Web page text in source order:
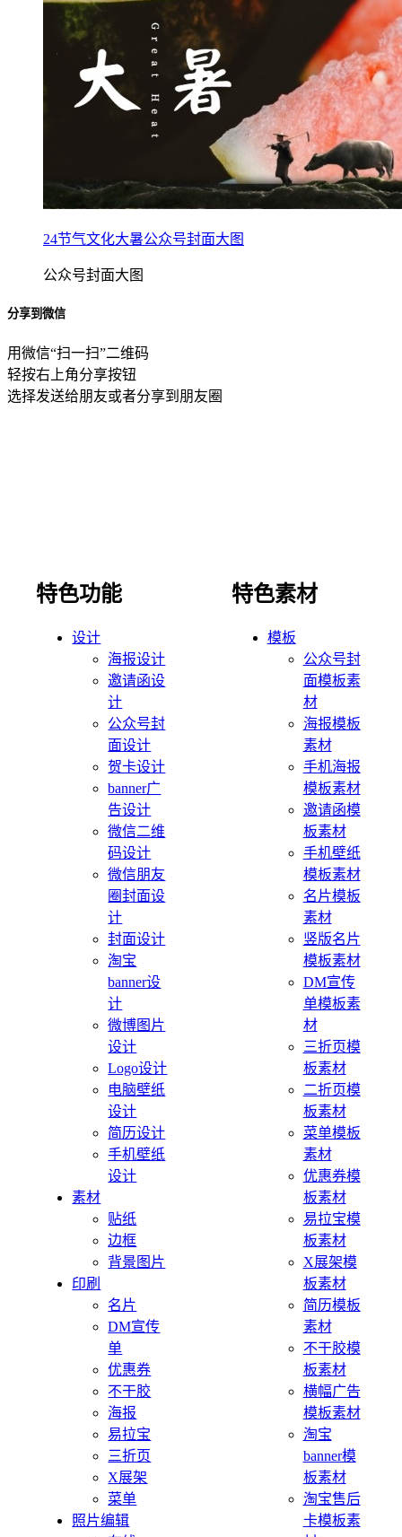
24节气文化大暑公众号封面大图
公众号封面大图
分享到微信
用微信“扫一扫”二维码
轻按右上角分享按钮
选择发送给朋友或者分享到朋友圈
特色功能
设计
海报设计
邀请函设
计
公众号封
面设计
贺卡设计
banner广
告设计
微信二维
码设计
微信朋友
圈封面设
计
封面设计
淘宝
banner设
计
微博图片
设计
Logo设计
电脑壁纸
设计
简历设计
手机壁纸
设计
素材
贴纸
边框
背景图片
印刷
名片
DM宣传
单
优惠券
不干胶
海报
易拉宝
三折页
X展架
菜单
照片编辑
特色素材
模板
公众号封
面模板素
材
海报模板
素材
手机海报
模板素材
邀请函模
板素材
手机壁纸
模板素材
名片模板
素材
竖版名片
模板素材
DM宣传
单模板素
材
三折页模
板素材
二折页模
板素材
菜单模板
素材
优惠券模
板素材
易拉宝模
板素材
X展架模
板素材
简历模板
素材
不干胶模
板素材
横幅广告
模板素材
淘宝
banner模
板素材
淘宝售后
卡模板素